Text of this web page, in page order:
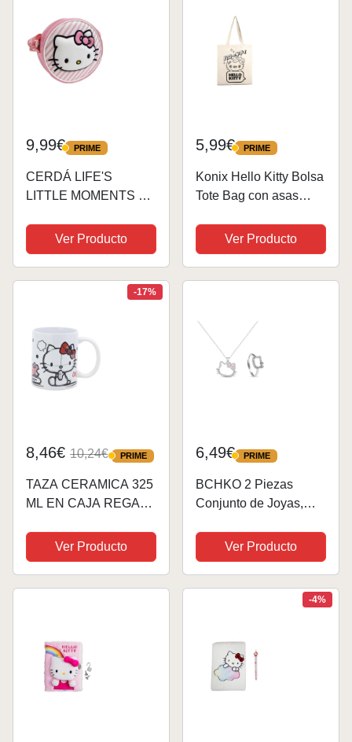
9,99€ PRIME
PRIME
CERDÁ LIFE'S
LITTLE MOMENTS 2 a
Colorido con
Personajes Animados,
Ligero y Espacioso
Bolso Hello Kitty, 3D
Ver Producto
5,99€ PRIME
PRIME
Konix Hello Kitty Bolsa
Tote Bag con asas
100% poliéster -
Diseño Star - Blanco
Ver Producto
-17%
8,46€ 10,24€ PRIME
PRIME
TAZA CERAMICA 325
ML EN CAJA REGALO
Ver Producto
6,49€ PRIME
PRIME
BCHKO 2 Piezas
Conjunto de Joyas,
de Gato con Diamante,
Colgante de Gatito
Kawaii con Lazo,
Joyería, Regalos para
Ver Producto
-4%